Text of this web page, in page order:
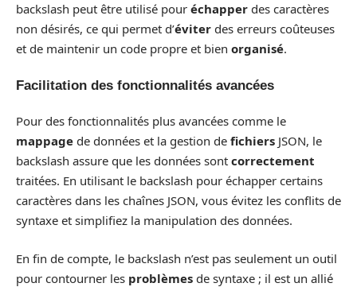
backslash peut être utilisé pour échapper des caractères
non désirés, ce qui permet d’éviter des erreurs coûteuses
et de maintenir un code propre et bien organisé.
Facilitation des fonctionnalités avancées
Pour des fonctionnalités plus avancées comme le
mappage de données et la gestion de fichiers JSON, le
backslash assure que les données sont correctement
traitées. En utilisant le backslash pour échapper certains
caractères dans les chaînes JSON, vous évitez les conflits de
syntaxe et simplifiez la manipulation des données.
En fin de compte, le backslash n’est pas seulement un outil
pour contourner les problèmes de syntaxe ; il est un allié